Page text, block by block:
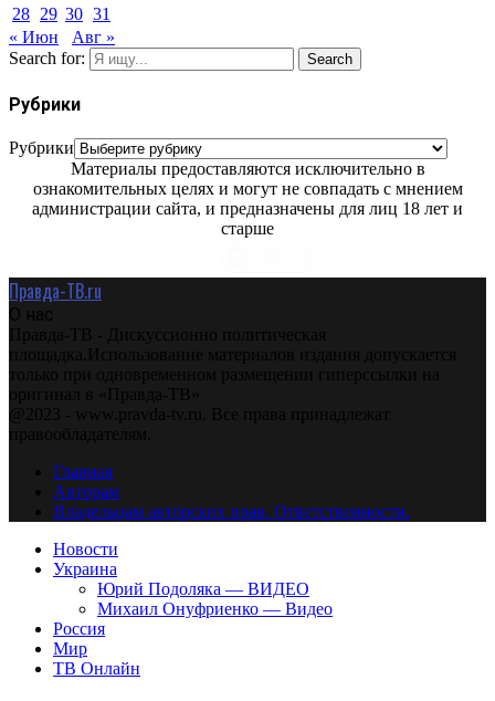
28 29 30 31
« Июн
Авг »
Search for:
Search
Рубрики
Рубрики
Материалы предоставляются исключительно в
ознакомительных целях и могут не совпадать с мнением
администрации сайта, и предназначены для лиц 18 лет и
старше
Правда-ТВ.ru
О нас
Правда-ТВ - Дискуссионно политическая
площадка.Использование материалов издания допускается
только при одновременном размещении гиперссылки на
оригинал в «Правда-ТВ»
@2023 - www.pravda-tv.ru. Все права принадлежат
правообладателям.
Главная
Авторам
Владельцам авторских прав. Ответственности.
Новости
Украина
Юрий Подоляка — ВИДЕО
Михаил Онуфриенко — Видео
Россия
Мир
ТВ Онлайн